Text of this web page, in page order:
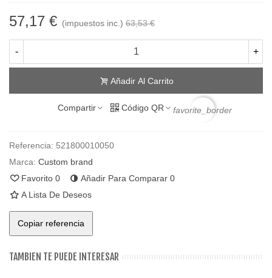
57,17 € (impuestos inc.) 63,53 €
- +
Añadir Al Carrito
Compartir Código QR favorite_border
Referencia: 521800010050
Marca: Custom brand
Favorito 0 Añadir Para Comparar 0
A Lista De Deseos
Copiar referencia
TAMBIEN TE PUEDE INTERESAR